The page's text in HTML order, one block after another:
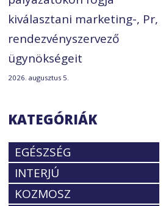
kiválasztani marketing-, Pr,
rendezvényszervező
ügynökségeit
2026. augusztus 5.
KATEGÓRIÁK
EGÉSZSÉG
INTERJÚ
KOZMOSZ